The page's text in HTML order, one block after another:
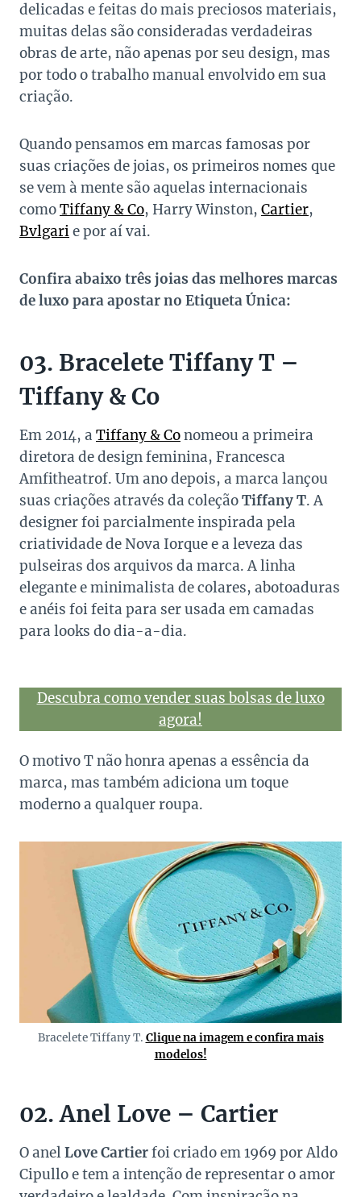
delicadas e feitas do mais preciosos materiais,
muitas delas são consideradas verdadeiras
obras de arte, não apenas por seu design, mas
por todo o trabalho manual envolvido em sua
criação.
Quando pensamos em marcas famosas por
suas criações de joias, os primeiros nomes que
se vem à mente são aquelas internacionais
comoTiffany & Co, Harry Winston, Cartier,
Bvlgarie por aí vai.
Confira abaixo três joias das melhores marcas
de luxo para apostar no Etiqueta Única:
03. Bracelete Tiffany T –
Tiffany & Co
Em 2014, a Tiffany & Conomeou a primeira
diretora de design feminina, Francesca
Amfitheatrof. Um ano depois, a marca lançou
suas criações através da coleçãoTiffany T. A
designer foi parcialmente inspirada pela
criatividade de Nova Iorque e a leveza das
pulseiras dos arquivos da marca. A linha
elegante e minimalista de colares, abotoaduras
e anéis foi feita para ser usada em camadas
para looks do dia-a-dia.
Descubra como vender suas bolsas de luxo
agora!
O motivo T não honra apenas a essência da
marca, mas também adiciona um toque
moderno a qualquer roupa.
Bracelete Tiffany T. Clique na imagem e confira mais
modelos!
02. Anel Love – Cartier
O anelLove Cartierfoi criado em 1969 por Aldo
Cipullo e tem a intenção de representar o amor